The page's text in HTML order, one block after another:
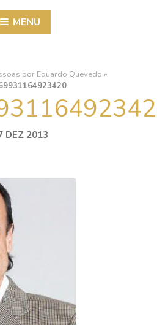
MENU
por Eduardo Quevedo »
DEZ 2013